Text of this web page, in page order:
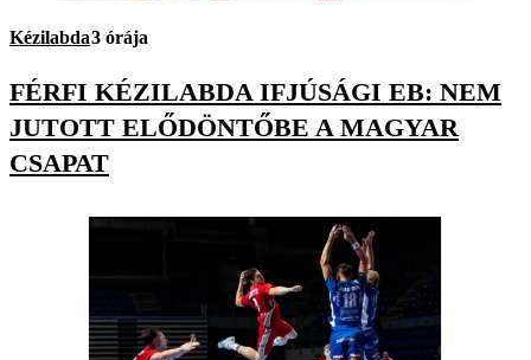
Kézilabda3 órája
FÉRFI KÉZILABDA IFJÚSÁGI EB: NEM
JUTOTT ELŐDÖNTŐBE A MAGYAR
CSAPAT